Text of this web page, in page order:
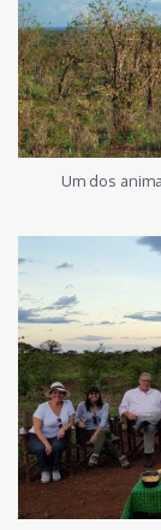
Um dos